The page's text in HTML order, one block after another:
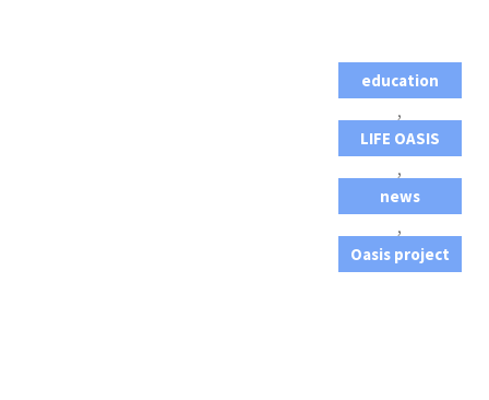
education
,
LIFE OASIS
,
news
,
Oasis project